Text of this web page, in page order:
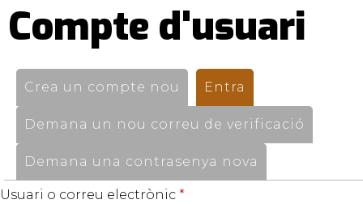
Compte d'usuari
Pestanyes
primàries
Crea un compte nou Entra
Demana un nou correu de verificació
Demana una contrasenya nova
Usuari o correu electrònic *